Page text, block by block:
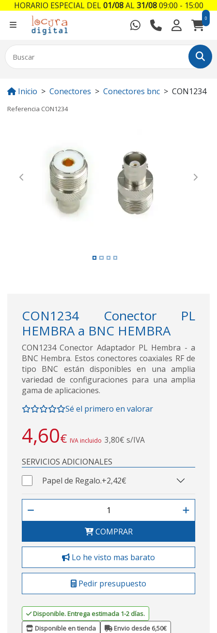
0
Inicio Conectores Conectores bnc CON1234
Referencia CON1234
Previous Next
CON1234 Conector PL
HEMBRA a BNC HEMBRA
CON1234 Conector Adaptador PL Hembra - a
BNC Hembra. Estos conectores coaxiales RF de
tipo BNC están disponibles en una amplia
variedad de configuraciones para una amplia
gama de aplicaciones.
Sé el primero en valorar
4,60€ IVA incluido 3,80€ s/IVA
SERVICIOS ADICIONALES
Papel de Regalo.+2,42€
COMPRAR
Lo he visto mas barato
Pedir presupuesto
Disponible. Entrega estimada 1-2 días.
Disponible en tienda
Envio desde 6,50€
HORARIO ESPECIAL DEL01/08AL31/0809:00 - 15:00